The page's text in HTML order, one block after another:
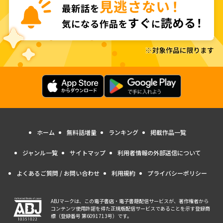
ホーム 無料話増量 ランキング 掲載作品一覧
ジャンル一覧 サイトマップ 利用者情報の外部送信について
よくあるご質問 / お問い合わせ 利用規約 プライバシーポリシー
ABJマークは、この電子書店・電子書籍配信サービスが、著作権者から
コンテンツ使用許諾を得た正規版配信サービスであることを示す登録商
標（登録番号 第6091713号）です。